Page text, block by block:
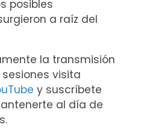
posibles
a raíz del
la transmisión
visita
y suscríbete
al día de